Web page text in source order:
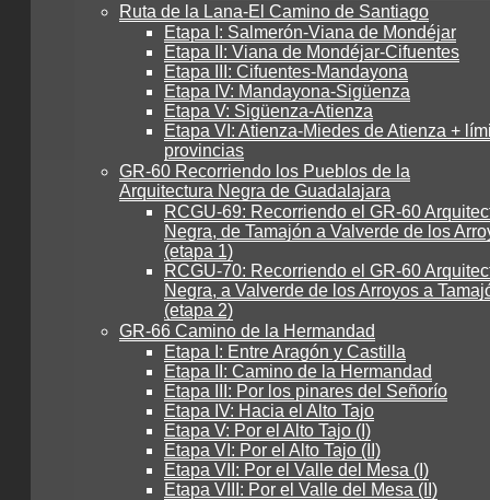
Ruta de la Lana-El Camino de Santiago
Etapa I: Salmerón-Viana de Mondéjar
Etapa II: Viana de Mondéjar-Cifuentes
Etapa III: Cifuentes-Mandayona
Etapa IV: Mandayona-Sigüenza
Etapa V: Sigüenza-Atienza
Etapa VI: Atienza-Miedes de Atienza +
provincias
GR-60 Recorriendo los Pueblos de la
Arquitectura Negra de Guadalajara
RCGU-69: Recorriendo el GR-60
Negra, de Tamajón a Valverde de los
(etapa 1)
RCGU-70: Recorriendo el GR-60
Negra, a Valverde de los Arroyos a
(etapa 2)
GR-66 Camino de la Hermandad
Etapa I: Entre Aragón y Castilla
Etapa II: Camino de la Hermandad
Etapa III: Por los pinares del Señorío
Etapa IV: Hacia el Alto Tajo
Etapa V: Por el Alto Tajo (I)
Etapa VI: Por el Alto Tajo (II)
Etapa VII: Por el Valle del Mesa (I)
Etapa VIII: Por el Valle del Mesa (II)